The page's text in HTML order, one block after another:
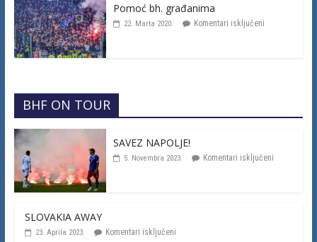
Pomoć bh. građanima
22. Marta 2020. Komentari isključeni
BHF ON TOUR
SAVEZ NAPOLJE!
5. Novembra 2023. Komentari isključeni
SLOVAKIA AWAY
23. Aprila 2023. Komentari isključeni